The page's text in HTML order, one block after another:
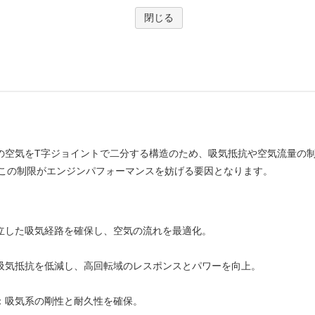
気をT字ジョイントで二分する構造のため、吸気抵抗や空気流量の制
制限がエンジンパフォーマンスを妨げる要因となります。
した吸気経路を確保し、空気の流れを最適化。
気抵抗を低減し、高回転域のレスポンスとパワーを向上。
吸気系の剛性と耐久性を確保。